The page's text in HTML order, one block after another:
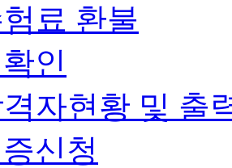
료 환불
인
자현황 및 출
신청